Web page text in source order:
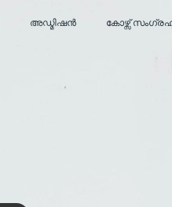
അഡ്മിഷൻ കോഴ്സ്